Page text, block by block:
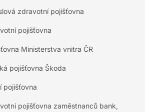
zdravotní pojišťovna
pojišťovna
Ministerstva vnitra ČR
pojišťovna Škoda
pojišťovna
pojišťovna zaměstnanců bank,